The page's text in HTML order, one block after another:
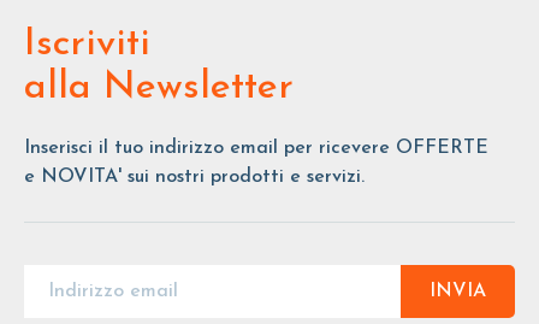
Iscriviti
alla Newsletter
Inserisci il tuo indirizzo email per ricevere OFFERTE
e NOVITA' sui nostri prodotti e servizi.
INVIA